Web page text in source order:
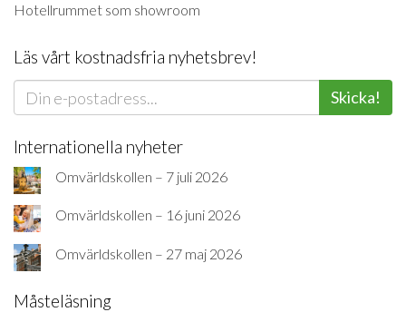
Hotellrummet som showroom
Läs vårt kostnadsfria nyhetsbrev!
Skicka!
Internationella nyheter
Omvärldskollen – 7 juli 2026
Omvärldskollen – 16 juni 2026
Omvärldskollen – 27 maj 2026
Måsteläsning